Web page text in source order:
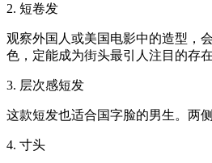
2. 短卷发
观察外国人或美国电影中的造型，
色，定能成为街头最引人注目的存在
3. 层次感短发
这款短发也适合国字脸的男生。两
4. 寸头